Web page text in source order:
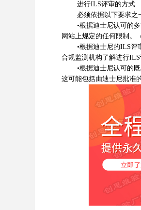
进行ILS评审的方式
必须依据以下要求之一
•根据迪士尼认可的多
网站上规定的任何限制。
•根据迪士尼的ILS评审
合规监测机构了解进行ILS
•根据迪士尼认可的既定
这可能包括由迪士尼批准